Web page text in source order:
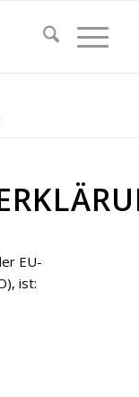
EU-
ist: